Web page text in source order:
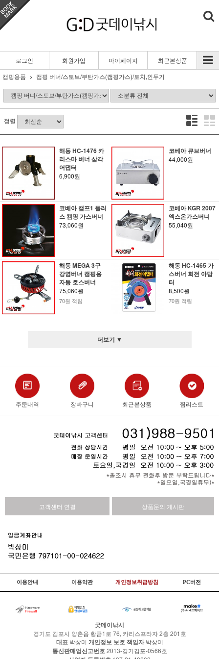
로그인 회원가입 마이페이지
최근본상품
캠핑용품
캠핑 버너/스토브/부탄가스(캠핑가스)/토치,인두기
정렬
해동 HC-1476 카
리스마 버너 삼각
어댑터
6,900원
코베아 큐브버너
44,000원
코베아 캠프1 플러
스 캠핑 가스버너
73,060원
코베아 KGR 2007
엑스온가스버너
55,040원
해동 MEGA 3구
강염버너 캠핑용
자동 호스버너
75,060원
70원 적립
해동 HC-1465 가
스버너 회전 아답
터
8,500원
70원 적립
더보기 ▼
주문내역 장바구니 최근본상품 찜리스트
고객센터 연결 상품문의 게시판
이용안내 이용약관 개인정보취급방침 PC버전
굿데이낚시
경기도 김포시 양촌읍 황금1로 76, 카리스프라자 2층 201호
대표 박상미 개인정보 보호 책임자박상미
통신판매업신고번호 2013-경기김포-0566호